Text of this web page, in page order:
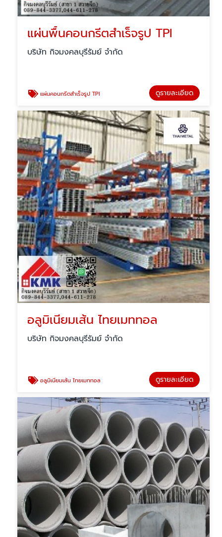
แผ่นพื้นคอนกรีตสำเร็จรูป TPI
บริษัท กิจมงคลบุรีรัมย์ จำกัด
แผ่นคอนกรีตสำเร็จรูป TPI ดูรายละเอียด
อลูมิเนียมเส้น ไทยเมททอล
บริษัท กิจมงคลบุรีรัมย์ จำกัด
อลูมิเนียมเส้น ไทยเมททอล ดูรายละเอียด